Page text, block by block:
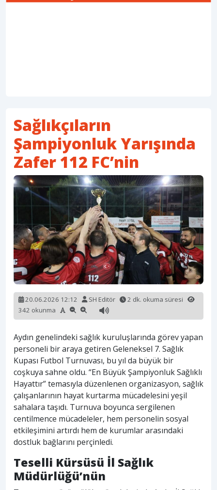
Sağlıkçıların
Şampiyonluk Yarışında
Zafer 112 FC’nin
20.06.2026 12:12 SH Editör
2 dk. okuma süresi
342 okunma
Aydın genelindeki sağlık kuruluşlarında görev yapan
personeli bir araya getiren Geleneksel 7. Sağlık
Kupası Futbol Turnuvası, bu yıl da büyük bir
coşkuya sahne oldu. “En Büyük Şampiyonluk Sağlıklı
Hayattır” temasıyla düzenlenen organizasyon, sağlık
çalışanlarının hayat kurtarma mücadelesini yeşil
sahalara taşıdı. Turnuva boyunca sergilenen
centilmence mücadeleler, hem personelin sosyal
etkileşimini artırdı hem de kurumlar arasındaki
dostluk bağlarını perçinledi.
Teselli Kürsüsü İl Sağlık
Müdürlüğü’nün